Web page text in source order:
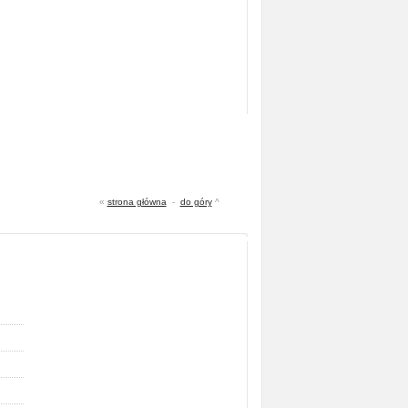
« strona główna - do góry^